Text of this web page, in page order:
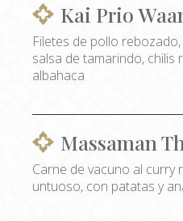
Kai Prio
Filetes de pollo
salsa de tamarindo, chilis
albahaca
Massaman
Carne de vacuno al curry
untuoso, con patatas y